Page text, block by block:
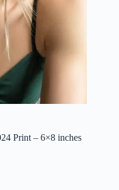
Print – 6×8 inches